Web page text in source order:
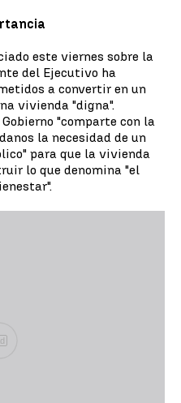
este viernes sobre la
del Ejecutivo ha
a convertir en un
vivienda "digna".
"comparte con la
la necesidad de un
para que la vivienda
lo que denomina "el